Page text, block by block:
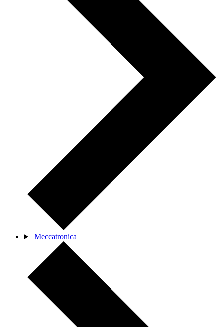
Meccatronica